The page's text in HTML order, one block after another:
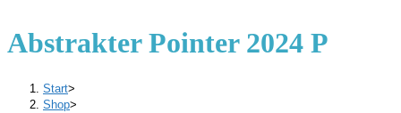
Abstrakter Pointer 2024 P
Start>
Shop>